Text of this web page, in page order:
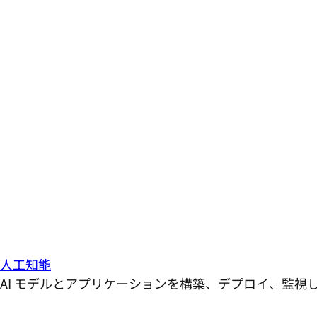
人工知能
AI モデルとアプリケーションを構築、デプロイ、監視